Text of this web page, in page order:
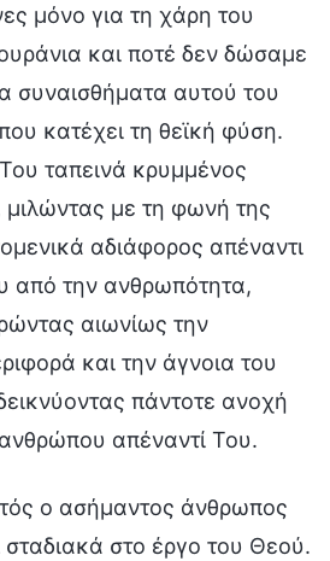
μόνο για τη χάρη του
και ποτέ δεν δώσαμε
συναισθήματα αυτού του
κατέχει τη θεϊκή φύση.
ταπεινά κρυμμένος
μιλώντας με τη φωνή της
αδιάφορος απέναντι
από την ανθρωπότητα,
αιωνίως την
και την άγνοια του
πάντοτε ανοχή
απέναντί Του.
ο ασήμαντος άνθρωπος
σταδιακά στο έργο του Θεού.